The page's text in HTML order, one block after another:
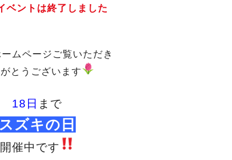
ベントは終了しました
ムページご覧いただき
とうございます
18日 まで
ズキの日
開催中です